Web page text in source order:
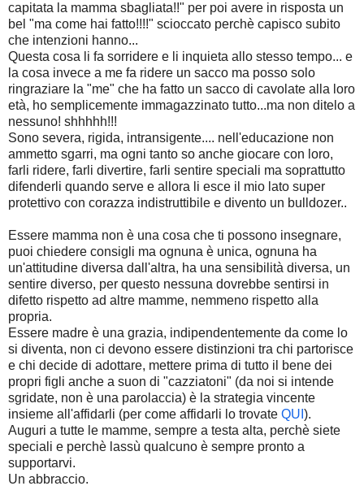
capitata la mamma sbagliata!!" per poi avere in risposta un
bel "ma come hai fatto!!!!" scioccato perchè capisco subito
che intenzioni hanno...
Questa cosa li fa sorridere e li inquieta allo stesso tempo... e
la cosa invece a me fa ridere un sacco ma posso solo
ringraziare la "me" che ha fatto un sacco di cavolate alla loro
età, ho semplicemente immagazzinato tutto...ma non ditelo a
nessuno! shhhhh!!!
Sono severa, rigida, intransigente.... nell'educazione non
ammetto sgarri, ma ogni tanto so anche giocare con loro,
farli ridere, farli divertire, farli sentire speciali ma soprattutto
difenderli quando serve e allora li esce il mio lato super
protettivo con corazza indistruttibile e divento un bulldozer..
Essere mamma non è una cosa che ti possono insegnare,
puoi chiedere consigli ma ognuna è unica, ognuna ha
un'attitudine diversa dall'altra, ha una sensibilità diversa, un
sentire diverso, per questo nessuna dovrebbe sentirsi in
difetto rispetto ad altre mamme, nemmeno rispetto alla
propria.
Essere madre è una grazia, indipendentemente da come lo
si diventa, non ci devono essere distinzioni tra chi partorisce
e chi decide di adottare, mettere prima di tutto il bene dei
propri figli anche a suon di "cazziatoni" (da noi si intende
sgridate, non è una parolaccia) è la strategia vincente
insieme all'affidarli (per come affidarli lo trovate QUI ).
Auguri a tutte le mamme, sempre a testa alta, perchè siete
speciali e perchè lassù qualcuno è sempre pronto a
supportarvi.
Un abbraccio.